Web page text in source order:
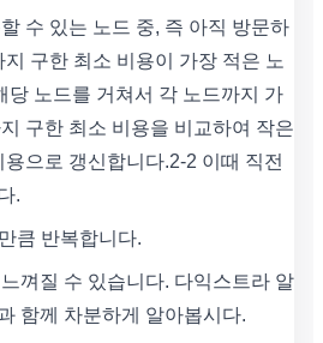
수 있는 노드 중, 즉 아직 방문하
구한 최소 비용이 가장 적은 노
당 노드를 거쳐서 각 노드까지 가
구한 최소 비용을 비교하여 작은
으로 갱신합니다.2-2 이때 직전
.
큼 반복합니다.
껴질 수 있습니다. 다익스트라 알
함께 차분하게 알아봅시다.